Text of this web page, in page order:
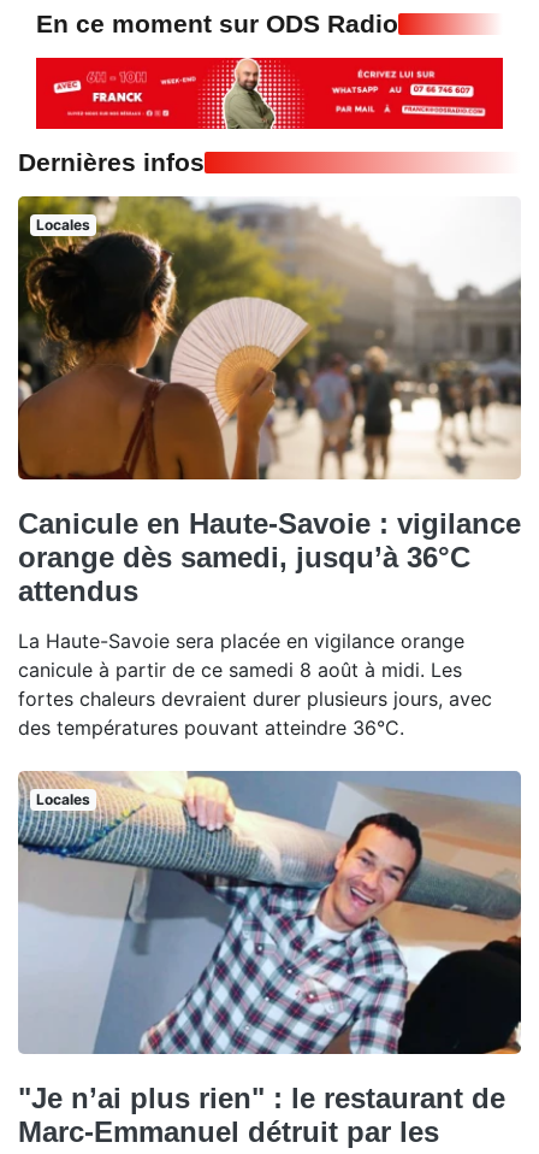
En ce moment sur ODS Radio
Dernières infos
Locales
Canicule en Haute-Savoie : vigilance
orange dès samedi, jusqu’à 36°C
attendus
La Haute-Savoie sera placée en vigilance orange
canicule à partir de ce samedi 8 août à midi. Les
fortes chaleurs devraient durer plusieurs jours, avec
des températures pouvant atteindre 36°C.
Locales
"Je n’ai plus rien" : le restaurant de
Marc-Emmanuel détruit par les